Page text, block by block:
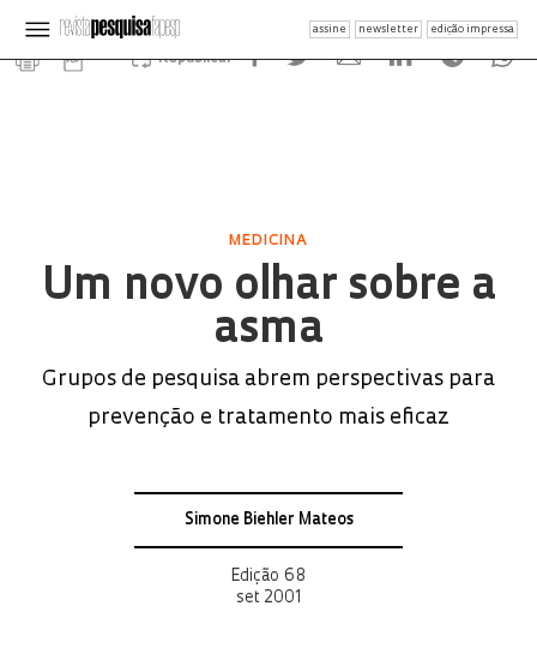
assine newsletter edição impressa
Republicar
MEDICINA
Um novo olhar sobre a
asma
Grupos de pesquisa abrem perspectivas para
prevenção e tratamento mais eficaz
Simone Biehler Mateos
Edição 68
set 2001